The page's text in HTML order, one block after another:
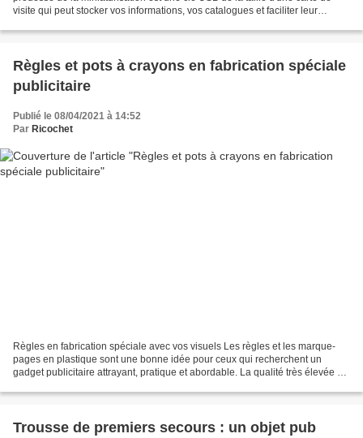
visite qui peut stocker vos informations, vos catalogues et faciliter leur
Règles et pots à crayons en fabrication spéciale
publicitaire
Publié le 08/04/2021 à 14:52
Par Ricochet
Règles en fabrication spéciale avec vos visuels Les règles et les marque-
pages en plastique sont une bonne idée pour ceux qui recherchent un
gadget publicitaire attrayant, pratique et abordable. La qualité très élevée est
Trousse de premiers secours : un objet pub